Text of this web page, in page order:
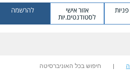
אזור אישי
לסטודנטים.יות
להרשמה
חיפוש בכל האוניברסיטה